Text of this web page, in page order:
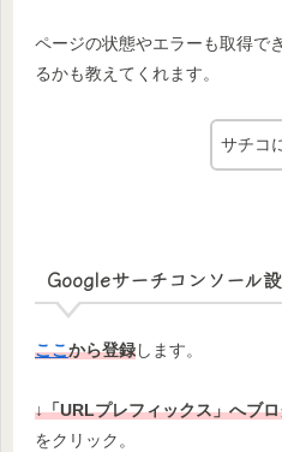
ページの状態やエラーも取得で
るかも教えてくれます。
サチコ
Googleサーチコンソール
ここから登録します。
↓「URLプレフィックス」へブ
をクリック。